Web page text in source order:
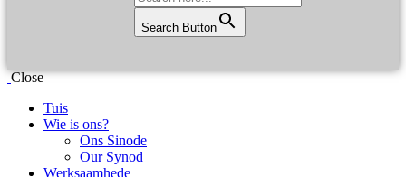
Search Button
Close
Tuis
Wie is ons?
Ons Sinode
Our Synod
Werksaamhede